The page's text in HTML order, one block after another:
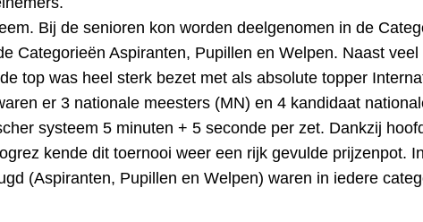
Bij de senioren kon worden deelgenomen in de
Categorieën Aspiranten, Pupillen en Welpen. Naast
top was heel sterk bezet met als absolute topper
er 3 nationale meesters (MN) en 4 kandidaat
systeem 5 minuten + 5 seconde per zet. Dankzij
kende dit toernooi weer een rijk gevulde prijzenpot.
(Aspiranten, Pupillen en Welpen) waren in iedere